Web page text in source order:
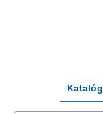
Katalóg